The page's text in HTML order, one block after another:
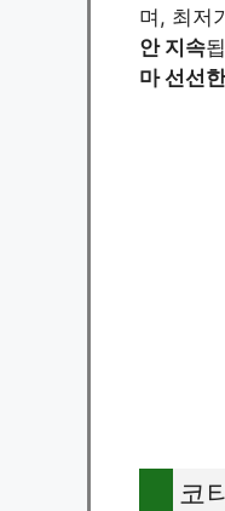
며, 최저
안 지속
마 선선
코